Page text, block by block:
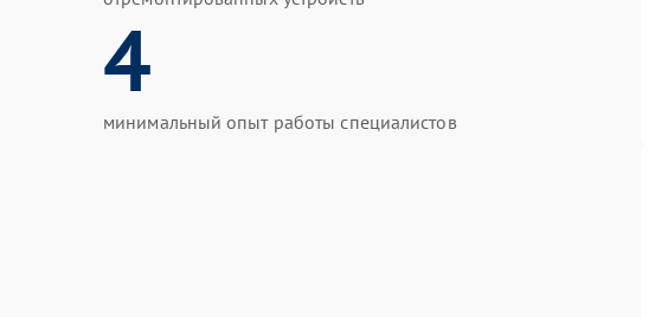
4
минимальный опыт работы специалистов